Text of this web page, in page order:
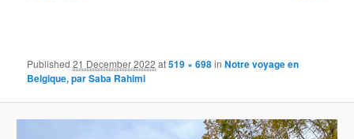
Published21 December 2022 at519 × 698inNotre voyage en
Belgique, par Saba Rahimi